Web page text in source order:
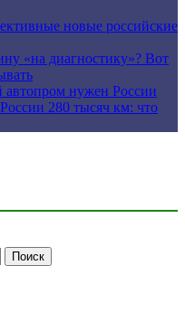
новые российские
«на диагностику»? Вот
автопром нужен России
280 тысяч км: что